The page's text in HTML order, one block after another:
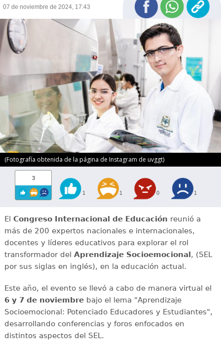
07 de noviembre de 2024, 17:43
(Fotografía obtenida de la página de Instagram de uvggt)
3
1 1 0 1
El Congreso Internacional de Educación reunió a
más de 200 expertos nacionales e internacionales,
docentes y líderes educativos para explorar el rol
transformador del Aprendizaje Socioemocional, (SEL
por sus siglas en inglés), en la educación actual.
Este año, el evento se llevó a cabo de manera virtual el
6 y 7 de noviembrebajo el lema "Aprendizaje
Socioemocional: Potenciado Educadores y Estudiantes",
desarrollando conferencias y foros enfocados en
distintos aspectos del SEL.